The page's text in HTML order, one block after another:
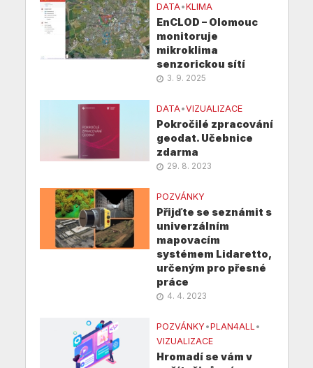
DATA•KLIMA
EnCLOD – Olomouc
monitoruje
mikroklima
senzorickou sítí
3. 9. 2025
DATA•VIZUALIZACE
Pokročilé zpracování
geodat. Učebnice
zdarma
29. 8. 2023
POZVÁNKY
Přijďte se seznámit s
univerzálním
mapovacím
systémem Lidaretto,
určeným pro přesné
práce
4. 4. 2023
POZVÁNKY •PLAN4ALL•
VIZUALIZACE
Hromadí se vám v